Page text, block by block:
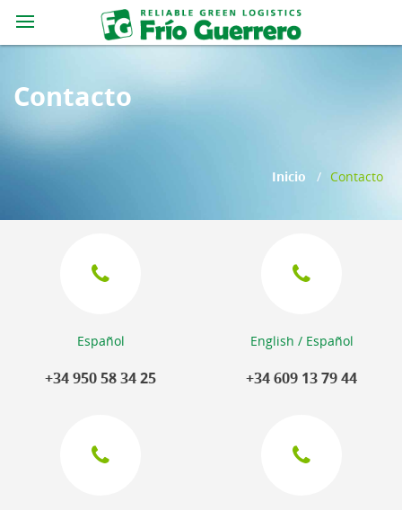
Contacto
Inicio / Contacto
Español
+34 950 58 34 25
English / Español
+34 609 13 79 44